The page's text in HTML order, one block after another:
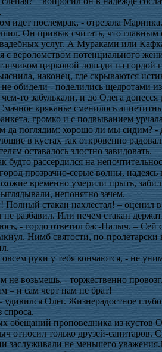
идет послемрак, - отрезала
Он привык считать, что главным
услуг. А Мураками или
с вероломством потенциального
цирковой лошади на гордой
наконец, где скрываются
не обидели - поделились щедротами
то забулькали, и до Олега
кряканье сменилось
громко и с подвыванием
да поглядим: хорошо ли мы сидим? -
в кустах так откровенно
оставалось злостно завидовать.
будто рассердился на
прозрачно-серые волны,
временно умерили прыть,
непонятно зачем.
стакан нахлестал! – оценил
не разбавил. Или нечем стакан
- гордо ответил бас-Палыч. – Сей
Нимб святости, по-пролетарски
руки у тебя кончаются, - не
не возьмешь, - торжественно
– и сам черт нам не брат!
удивился Олег. Жизнерадостное
спроса.
обещаний проповедника из кустов
относил только друзей-санитаров.
заслуживали не меньшего